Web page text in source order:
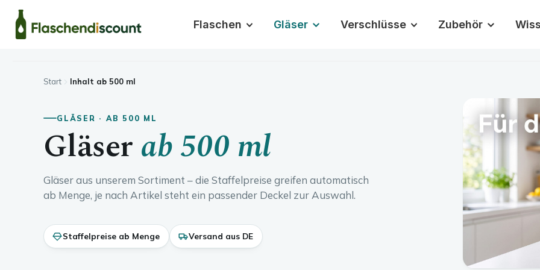
Hauptinhalt springen
Zur Suche springen
Zur Hauptnavigation springen
Flaschen Gläser Verschlüsse Zubehör
Start Inhalt ab 500 ml
GLÄSER · AB 500 ML
Gläserab 500 ml
Gläser aus unserem Sortiment – die Staffelpreise greifen automatisch
ab Menge, je nach Artikel steht ein passender Deckel zur Auswahl.
Staffelpreise ab Menge Versand aus DE